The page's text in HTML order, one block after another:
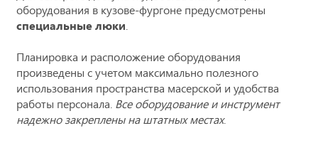
оборудования в кузове-фургоне предусмотрены
специальные люки
Планировка и расположение оборудования
произведены с учетом максимально полезного
использования пространства масерской и удобства
работы персонала. Все оборудование и инструмент
надежно закреплены на штатных местах.